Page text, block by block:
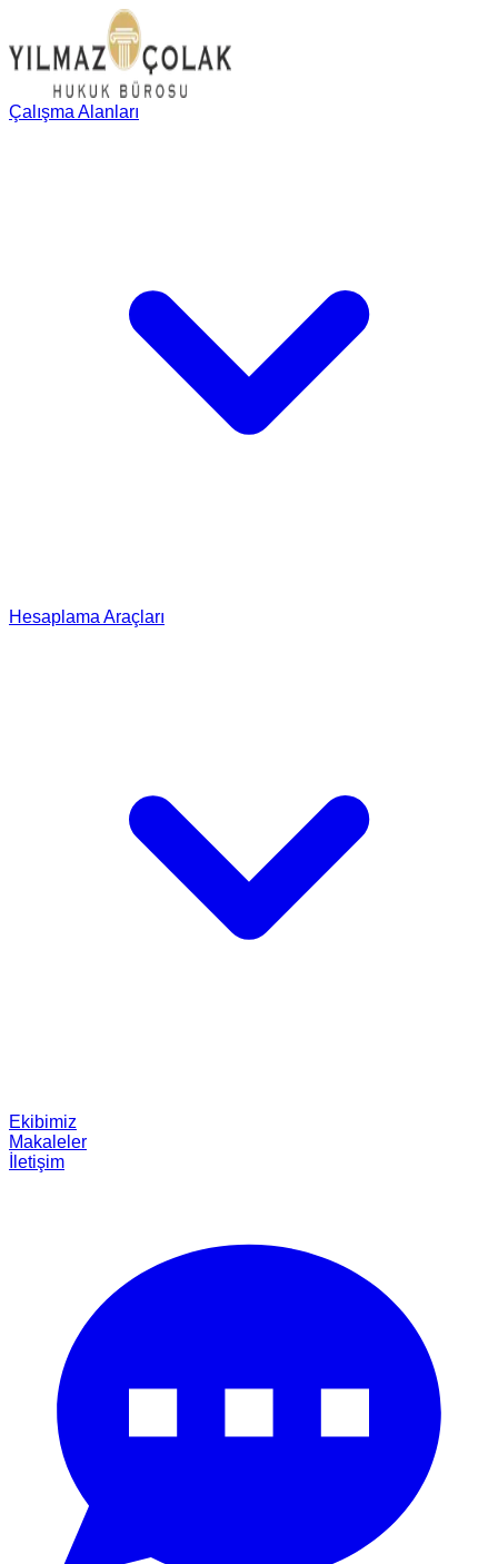
Çalışma Alanları
Hesaplama Araçları
Ekibimiz
Makaleler
İletişim